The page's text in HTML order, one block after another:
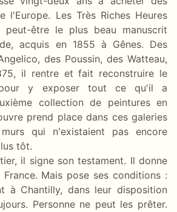
l'Europe. Les Très Riches Heures
être le plus beau manuscrit
acquis en 1855 à Gênes. Des
des Poussin, des Watteau,
il rentre et fait reconstruire le
pour y exposer tout ce qu'il a
collection de peintures en
prend place dans ces galeries
qui n'existaient pas encore
tôt.
il signe son testament. Il donne
Mais pose ses conditions :
à Chantilly, dans leur disposition
Personne ne peut les prêter.